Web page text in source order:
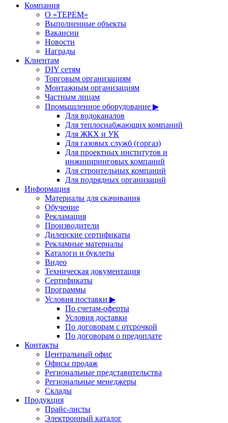
Компания
О «ТЕРЕМ»
Выполненные объекты
Вакансии
Новости
Награды
Клиентам
DIY сетям
Торговым организациям
Монтажным организациям
Частным лицам
Промышленное оборудование ▶
Для водоканалов
Для теплоснабжающих компаний
Для ЖКХ и УК
Для газовых служб (горгаз)
Для проектных институтов и
инжиниринговых компаний
Для строительных компаний
Для подрядных организаций
Информация
Материалы для скачивания
Обучение
Рекламация
Производители
Дилерские сертификаты
Рекламные материалы
Каталоги и буклеты
Видео
Техническая документация
Сертификаты
Программы
Условия поставки ▶
По счетам-оферты
Условия доставки
По договорам с отсрочкой
По договорам о предоплате
Контакты
Центральный офис
Офисы продаж
Региональные представительства
Региональные менеджеры
Склады
Продукция
Прайс-листы
Электронный каталог